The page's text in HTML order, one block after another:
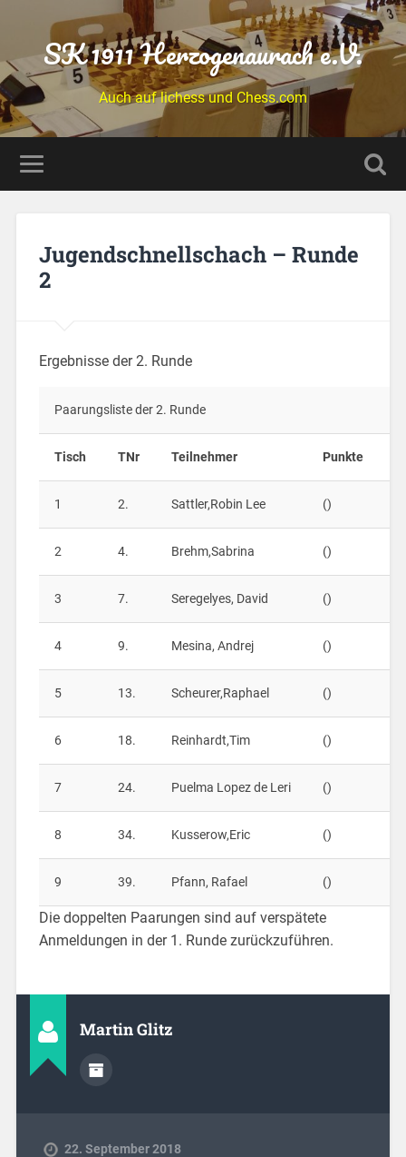
SK 1911 Herzogenaurach e.V.
Auch auf lichess und Chess.com
Jugendschnellschach – Runde
2
Ergebnisse der 2. Runde
Paarungsliste der 2. Runde
Tisch TNr Teilnehmer Punkte
1 2. Sattler,Robin Lee ()
2 4. Brehm,Sabrina ()
3 7. Seregelyes, David ()
4 9. Mesina, Andrej ()
5 13. Scheurer,Raphael ()
6 18. Reinhardt,Tim ()
7 24. Puelma Lopez de Leri ()
8 34. Kusserow,Eric ()
9 39. Pfann, Rafael ()
Die doppelten Paarungen sind auf verspätete
Anmeldungen in der 1. Runde zurückzuführen.
Martin Glitz
22. September 2018